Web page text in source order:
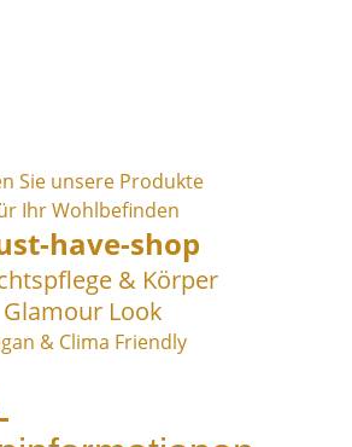
Sie unsere Produkte
Ihr Wohlbefinden
have-shop
& Körper
Glamour Look
& Clima Friendly